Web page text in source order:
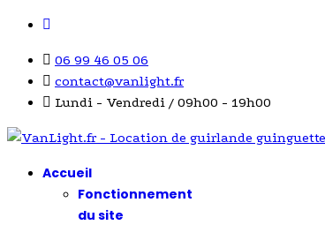
06 99 46 05 06
contact@vanlight.fr
Lundi - Vendredi / 09h00 - 19h00
Accueil
Fonctionnement
du site